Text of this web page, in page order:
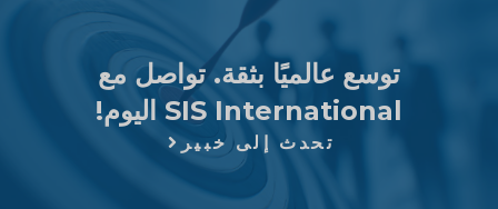
توسع عالميًا بثقة. تواصل مع
SIS International اليوم!
تحدث إلى خبير